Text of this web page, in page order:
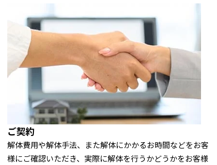
ご契約
解体費用や解体手法、また解体にかかるお時間などをお客
様にご確認いただき、実際に解体を行うかどうかをお客様